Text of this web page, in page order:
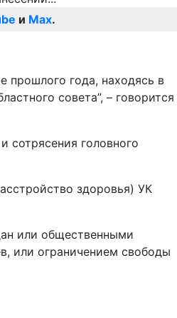
и Max.
прошлого года, находясь в
совета”, – говорится
сотрясения головного
здоровья) УК
или общественными
или ограничением свободы